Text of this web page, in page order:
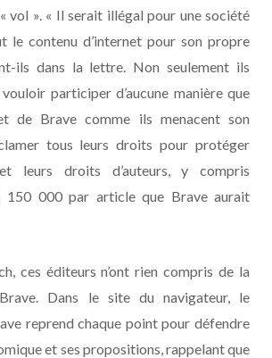
vol ». « Il serait illégal pour une société
le contenu d’internet pour son propre
ils dans la lettre. Non seulement ils
participer d’aucune manière que
de Brave comme ils menacent son
tous leurs droits pour protéger
leurs droits d’auteurs, y compris
150 000 par article que Brave aurait
ces éditeurs n’ont rien compris de la
Dans le site du navigateur, le
reprend chaque point pour défendre
et ses propositions, rappelant que